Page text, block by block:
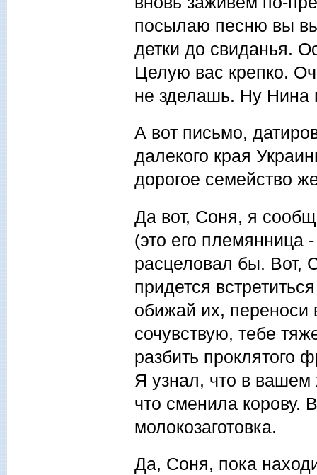
посылаю песню вы
детки до свиданья.
Целую вас крепко.
не зделашь. Ну
А вот письмо,
далекого края
дорогое семейство
Да вот, Соня, я
(это его
расцеловал бы. Вот,
придется
обижай их, переноси
сочувствую, тебе
разбить проклятого
Я узнал, что в вашем
что сменила корову.
молокозаготовка.
Да, Соня, пока